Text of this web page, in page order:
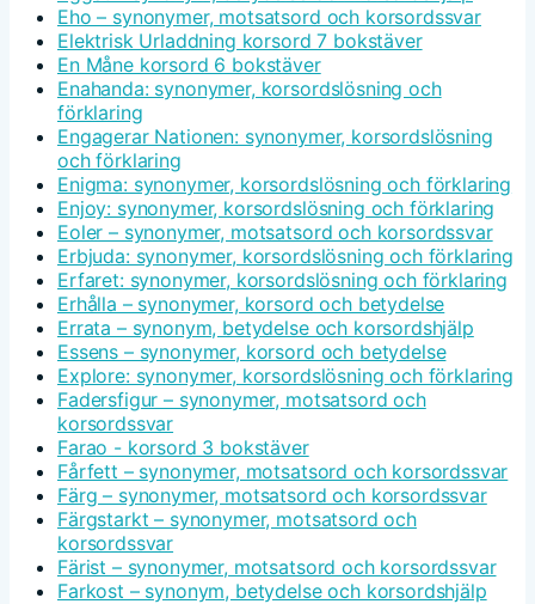
Eho – synonymer, motsatsord och korsordssvar
Elektrisk Urladdning korsord 7 bokstäver
En Måne korsord 6 bokstäver
Enahanda: synonymer, korsordslösning och
förklaring
Engagerar Nationen: synonymer, korsordslösning
och förklaring
Enigma: synonymer, korsordslösning och förklaring
Enjoy: synonymer, korsordslösning och förklaring
Eoler – synonymer, motsatsord och korsordssvar
Erbjuda: synonymer, korsordslösning och förklaring
Erfaret: synonymer, korsordslösning och förklaring
Erhålla – synonymer, korsord och betydelse
Errata – synonym, betydelse och korsordshjälp
Essens – synonymer, korsord och betydelse
Explore: synonymer, korsordslösning och förklaring
Fadersfigur – synonymer, motsatsord och
korsordssvar
Farao - korsord 3 bokstäver
Fårfett – synonymer, motsatsord och korsordssvar
Färg – synonymer, motsatsord och korsordssvar
Färgstarkt – synonymer, motsatsord och
korsordssvar
Färist – synonymer, motsatsord och korsordssvar
Farkost – synonym, betydelse och korsordshjälp